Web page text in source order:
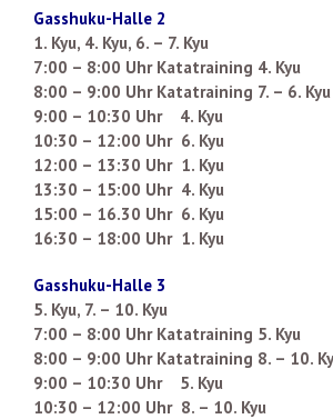
Gasshuku-Halle 2
1. Kyu, 4. Kyu, 6. – 7. Kyu
7:00 – 8:00 Uhr Katatraining 4. Kyu
8:00 – 9:00 Uhr Katatraining 7. – 6. Kyu
9:00 – 10:30 Uhr 4. Kyu
10:30 – 12:00 Uhr 6. Kyu
12:00 – 13:30 Uhr 1. Kyu
13:30 – 15:00 Uhr 4. Kyu
15:00 – 16.30 Uhr 6. Kyu
16:30 – 18:00 Uhr 1. Kyu
Gasshuku-Halle 3
5. Kyu, 7. – 10. Kyu
7:00 – 8:00 Uhr Katatraining 5. Kyu
8:00 – 9:00 Uhr Katatraining 8. – 10.
9:00 – 10:30 Uhr 5. Kyu
10:30 – 12:00 Uhr 8. – 10. Kyu